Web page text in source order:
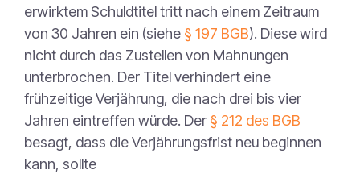
erwirktem Schuldtitel tritt nach einem Zeitraum
von 30 Jahren ein (siehe § 197 BGB). Diese wird
nicht durch das Zustellen von Mahnungen
unterbrochen. Der Titel verhindert eine
frühzeitige Verjährung, die nach drei bis vier
Jahren eintreffen würde. Der § 212 des BGB
besagt, dass die Verjährungsfrist neu beginnen
kann, sollte